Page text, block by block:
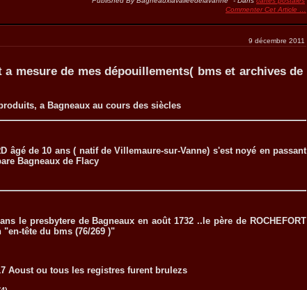
Commenter Cet Article
9 décembre 2011
mesure de mes dépouillements( bms et archives de
a Bagneaux au cours des siècles
âgé de 10 ans ( natif de Villemaure-sur-Vanne) s'est noyé en passant
Bagneaux de Flacy
le presbytere de Bagneaux en août 1732 ..le père de ROCHEFORT
tête du bms (76/269 )"
Aoust ou tous les registres furent brulezs